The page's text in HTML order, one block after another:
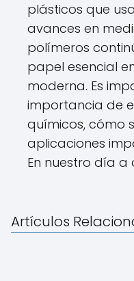
plásticos que
avances en
polímeros
papel esencial
moderna. Es
importancia de
químicos, cómo
aplicaciones
En nuestro día a
Artículos